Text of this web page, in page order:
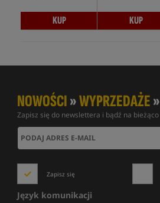
KUP KUP
NOWOŚCI»WYPRZEDAŻE»
Zapisz się do newslettera i bądź na bieżąco
Zapisz się
Język komunikacji